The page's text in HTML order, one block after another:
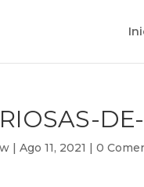
|Ago 11, 2021 |0